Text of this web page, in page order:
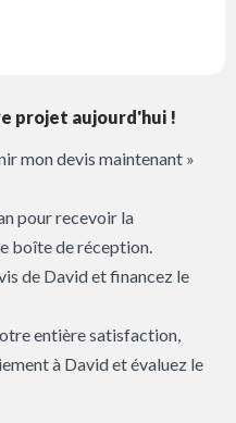
projet aujourd'hui !
mon devis maintenant »
pour recevoir la
boîte de réception.
de David et financez le
entière satisfaction,
à David et évaluez le